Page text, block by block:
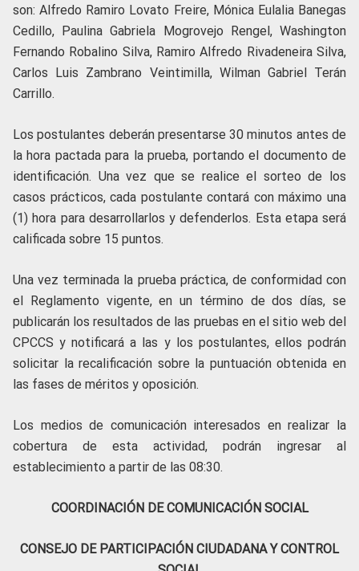
son: Alfredo Ramiro Lovato Freire, Mónica Eulalia Banegas
Cedillo, Paulina Gabriela Mogrovejo Rengel, Washington
Fernando Robalino Silva, Ramiro Alfredo Rivadeneira Silva,
Carlos Luis Zambrano Veintimilla, Wilman Gabriel Terán
Carrillo.
Los postulantes deberán presentarse 30 minutos antes de
la hora pactada para la prueba, portando el documento de
identificación. Una vez que se realice el sorteo de los
casos prácticos, cada postulante contará con máximo una
(1) hora para desarrollarlos y defenderlos. Esta etapa será
calificada sobre 15 puntos.
Una vez terminada la prueba práctica, de conformidad con
el Reglamento vigente, en un término de dos días, se
publicarán los resultados de las pruebas en el sitio web del
CPCCS y notificará a las y los postulantes, ellos podrán
solicitar la recalificación sobre la puntuación obtenida en
las fases de méritos y oposición.
Los medios de comunicación interesados en realizar la
cobertura de esta actividad, podrán ingresar al
establecimiento a partir de las 08:30.
COORDINACIÓN DE COMUNICACIÓN SOCIAL
CONSEJO DE PARTICIPACIÓN CIUDADANA Y CONTROL